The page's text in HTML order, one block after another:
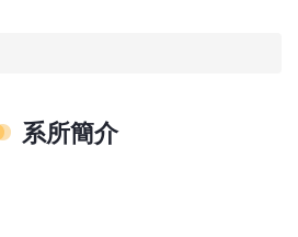
系所簡介